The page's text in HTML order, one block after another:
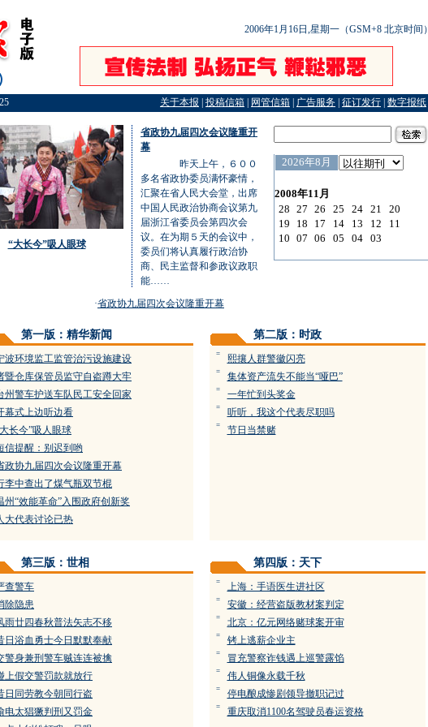
2006年1月16日,星期一（GSM+8 北京时间）
关于本报 投稿信箱 网管信箱 广告服务 征订发行 数字报纸
“大长今”吸人眼球
省政协九届四次会议隆重开
幕
昨天上午，６００
多名省政协委员满怀豪情，
汇聚在省人民大会堂，出席
中国人民政治协商会议第九
届浙江省委员会第四次会
议。在为期５天的会议中，
委员们将认真履行政治协
商、民主监督和参政议政职
能……
省政协九届四次会议隆重开幕
第一版：精华新闻
波环境监工监管治污设施建设
暨仓库保管员监守自盗蹲大牢
州警车护送车队民工安全回家
幕式上边听边看
长今”吸人眼球
信提醒：别迟到哟
政协九届四次会议隆重开幕
李中查出了煤气瓶双节棍
州“效能革命”入围政府创新奖
大代表讨论已热
第二版：时政
= 熙攘人群警徽闪亮
= 集体资产流失不能当“哑巴”
= 一年忙到头奖金
= 听听，我这个代表尽职吗
= 节日当禁赌
第三版：世相
查警车
除隐患
雨廿四春秋普法矢志不移
日浴血勇士今日默默奉献
警身兼刑警车贼连连被擒
上假交警罚款就放行
日同劳教今朝同行盗
电太猖獗判刑又罚金
第四版：天下
= 上海：手语医生进社区
= 安徽：经营盗版教材案判定
= 北京：亿元网络赌球案开审
= 铐上逃薪企业主
= 冒充警察诈钱遇上巡警露馅
= 伟人铜像永载千秋
= 停电酿成惨剧领导撤职记过
= 重庆取消1100名驾驶员春运资格